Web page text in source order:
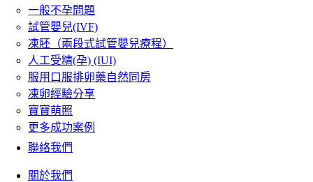
一般不孕問題
試管嬰兒(IVF)
凍胚（兩段式試管嬰兒療程）
人工受精(孕) (IUI)
服用口服排卵藥自然同房
凍卵經驗分享
寶寶萌照
更多成功案例
聯絡我們
關於我們